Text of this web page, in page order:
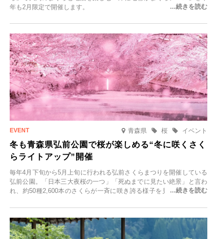
年も2月限定で開催します。
青森県 イベント
桜
冬も青森県弘前公園で桜が楽しめる“冬に咲くさく
らライトアップ”開催
毎年4月下旬から5月上旬に行われる弘前さくらまつりを開催している
弘前公園。「日本三大夜桜の一つ」「死ぬまでに見たい絶景」と言わ
れ、約50種2,600本のさくらが一斉に咲き誇る様子を見に、世界中か
日(月)～2026年2月28日(土)の期間、「冬に咲くさくらライトアップ」
を開催します。